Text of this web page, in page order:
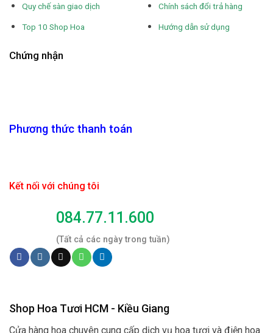
Quy chế sàn giao dịch
Top 10 Shop Hoa
Chứng nhận
Chính sách đổi trả hàng
Hướng dẫn sử dụng
Phương thức thanh toán
Kết nối với chúng tôi
084.77.11.600
(Tất cả các ngày trong tuần)
Shop Hoa Tươi HCM - Kiều Giang
Cửa hàng hoa chuyên cung cấp dịch vụ hoa tươi và điện hoa